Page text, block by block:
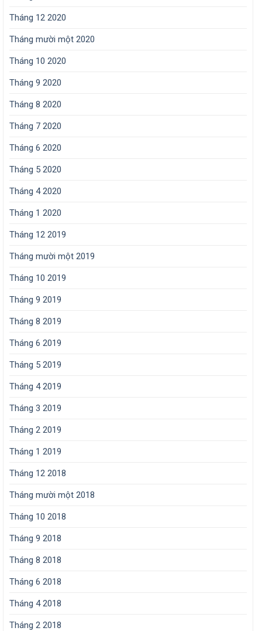
Tháng 12 2020
Tháng mười một 2020
Tháng 10 2020
Tháng 9 2020
Tháng 8 2020
Tháng 7 2020
Tháng 6 2020
Tháng 5 2020
Tháng 4 2020
Tháng 1 2020
Tháng 12 2019
Tháng mười một 2019
Tháng 10 2019
Tháng 9 2019
Tháng 8 2019
Tháng 6 2019
Tháng 5 2019
Tháng 4 2019
Tháng 3 2019
Tháng 2 2019
Tháng 1 2019
Tháng 12 2018
Tháng mười một 2018
Tháng 10 2018
Tháng 9 2018
Tháng 8 2018
Tháng 6 2018
Tháng 4 2018
Tháng 2 2018